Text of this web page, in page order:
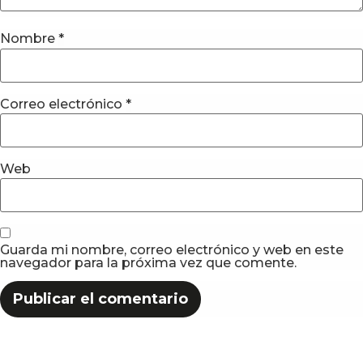
Nombre *
Correo electrónico *
Web
Guarda mi nombre, correo electrónico y web en este
navegador para la próxima vez que comente.